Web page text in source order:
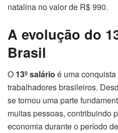
natalina no valor de R$ 990.
A evolução do
Brasil
O 13º salário é uma
trabalhadores brasileiros.
se tornou uma parte
muitas pessoas, contribuindo
economia durante o período